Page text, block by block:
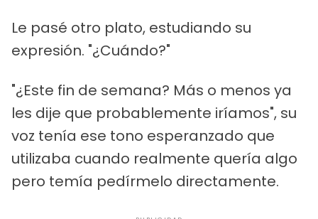
Le pasé otro plato, estudiando su
expresión. "¿Cuándo?"
"¿Este fin de semana? Más o menos ya
les dije que probablemente iríamos", su
voz tenía ese tono esperanzado que
utilizaba cuando realmente quería algo
pero temía pedírmelo directamente.